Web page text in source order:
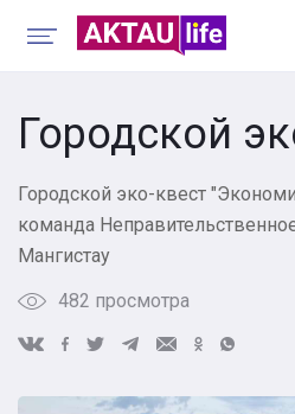
Городской
Городской эко-квест
команда
Мангистау
482 просмотра